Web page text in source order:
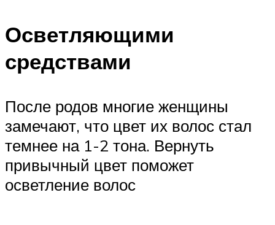
Осветляющими
средствами
После родов многие женщины
замечают, что цвет их волос стал
темнее на 1-2 тона. Вернуть
привычный цвет поможет
осветление волос